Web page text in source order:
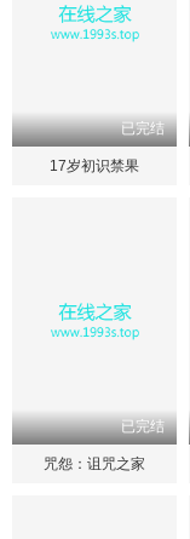
已完结
17岁初识禁果
已完结
咒怨：诅咒之家